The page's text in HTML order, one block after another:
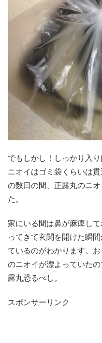
でもしかし！しっかり入
ニオイはゴミ袋くらいは
の数日の間、正露丸のニ
た。
家にいる間は鼻が麻痺し
ってきて玄関を開けた瞬
ているのがわかります。
のニオイが漂よっていた
露丸恐るべし。
スポンサーリンク